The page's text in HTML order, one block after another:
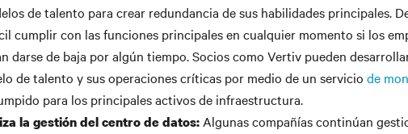
de talento para crear redundancia de sus habilidades principales.
cumplir con las funciones principales en cualquier momento si los
darse de baja por algún tiempo. Socios como Vertiv pueden
de talento y sus operaciones críticas por medio de un servicio de
para los principales activos de infraestructura.
la gestión del centro de datos: Algunas compañías continúan